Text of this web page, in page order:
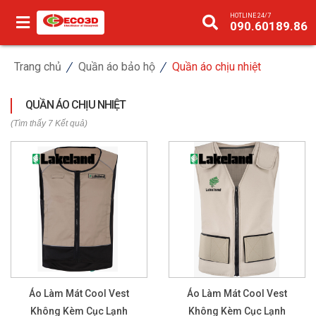
HOTLINE 24/7
090.60189.86
Trang chủ Quần áo bảo hộ Quần áo chịu nhiệt
QUẦN ÁO CHỊU NHIỆT
(Tìm thấy 7 Kết quả)
Áo Làm Mát Cool Vest
Không Kèm Cục Lạnh
Áo Làm Mát Cool Vest
Không Kèm Cục Lạnh